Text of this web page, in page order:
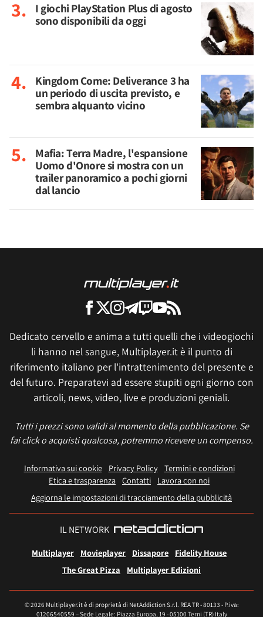
I giochi PlayStation Plus di agosto
sono disponibili da oggi
Kingdom Come: Deliverance 3 ha
un periodo di uscita previsto, e
sembra alquanto vicino
Mafia: Terra Madre, l'espansione
Uomo d'Onore si mostra con un
trailer panoramico a pochi giorni
dal lancio
Dedicato cervello e anima a tutti quelli che i videogiochi
li hanno nel sangue, Multiplayer.it è il punto di
riferimento italiano per l'intrattenimento del presente e
del futuro. Preparatevi ad essere stupiti ogni giorno con
articoli, news, video, live e produzioni geniali.
Tutti i prezzi sono validi al momento della pubblicazione. Se
fai click o acquisti qualcosa, potremmo ricevere un compenso.
Informativa sui cookie Privacy Policy
Termini e condizioni
Etica e trasparenza Contatti
Lavora con noi
Aggiorna le impostazioni di tracciamento della pubblicità
IL NETWORK
Multiplayer Movieplayer Dissapore
Fidelity House
The Great Pizza
Multiplayer Edizioni
© 2026 Multiplayer.it è di proprietà di NetAddiction S.r.l. REA TR - 80133 - P.iva:
01206540559 – Sede Legale: Piazza Europa, 19 - 05100 Terni (TR) Italy